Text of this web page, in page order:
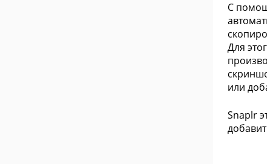
С
Для
или
Snaplr